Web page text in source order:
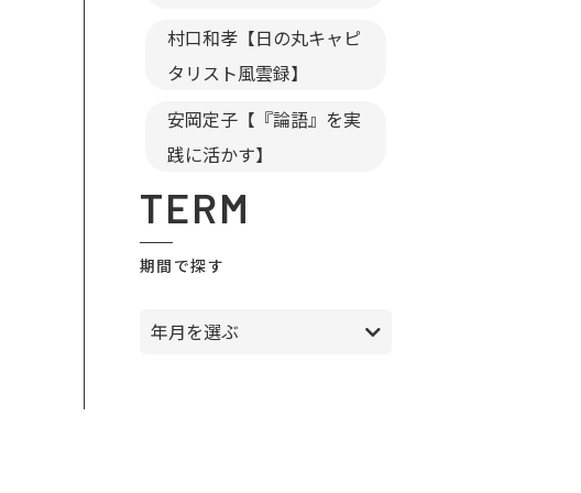
村口和孝【日の丸キャピ
タリスト風雲録】
安岡定子【『論語』を実
践に活かす】
TERM
期間で探す
年月を選ぶ